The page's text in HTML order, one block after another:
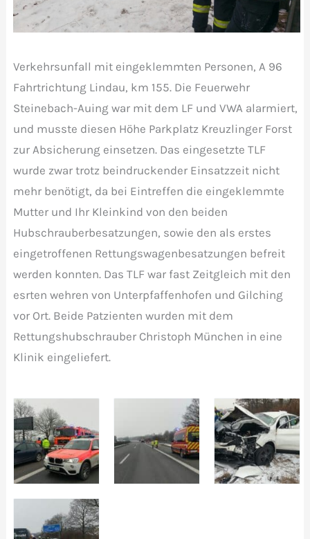
Verkehrsunfall mit eingeklemmten Personen, A 96
Fahrtrichtung Lindau, km 155. Die Feuerwehr
Steinebach-Auing war mit dem LF und VWA alarmiert,
und musste diesen Höhe Parkplatz Kreuzlinger Forst
zur Absicherung einsetzen. Das eingesetzte TLF
wurde zwar trotz beindruckender Einsatzzeit nicht
mehr benötigt, da bei Eintreffen die eingeklemmte
Mutter und Ihr Kleinkind von den beiden
Hubschrauberbesatzungen, sowie den als erstes
eingetroffenen Rettungswagenbesatzungen befreit
werden konnten. Das TLF war fast Zeitgleich mit den
esrten wehren von Unterpfaffenhofen und Gilching
vor Ort. Beide Patzienten wurden mit dem
Rettungshubschrauber Christoph München in eine
Klinik eingeliefert.